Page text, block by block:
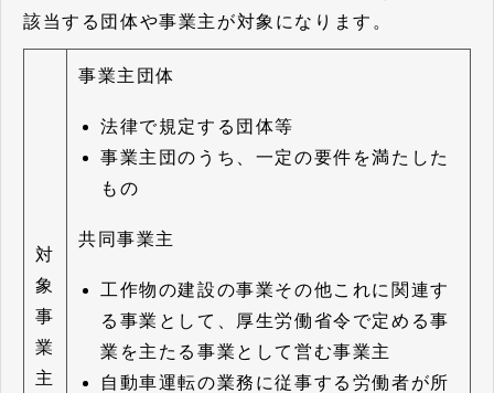
該当する団体や事業主が対象になります。
対
象
事
業
主
事業主団体
法律で規定する団体等
事業主団のうち、一定の要件を満たした
もの
共同事業主
工作物の建設の事業その他これに関連す
る事業として、厚生労働省令で定める事
業を主たる事業として営む事業主
自動車運転の業務に従事する労働者が所